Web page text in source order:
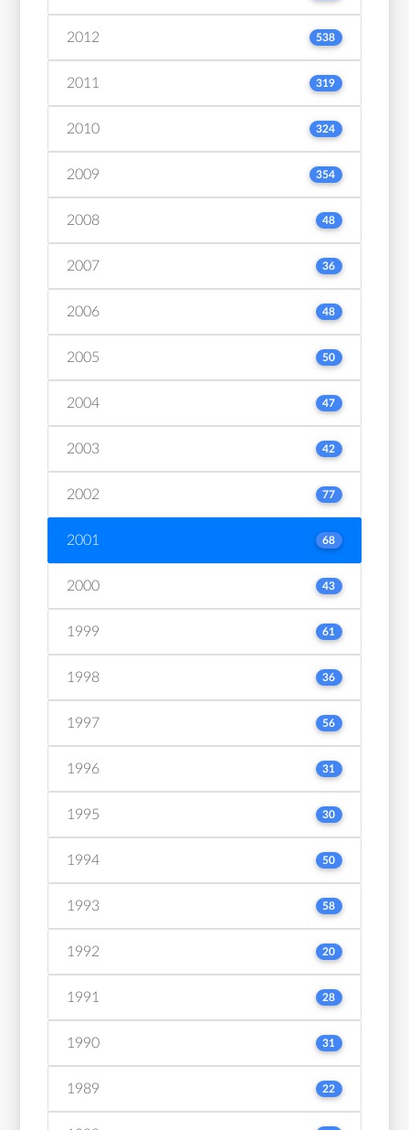
2012 538
2011 319
2010 324
2009 354
2008 48
2007 36
2006 48
2005 50
2004 47
2003 42
2002 77
2001 68
2000 43
1999 61
1998 36
1997 56
1996 31
1995 30
1994 50
1993 58
1992 20
1991 28
1990 31
1989 22